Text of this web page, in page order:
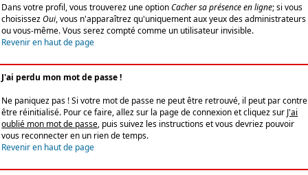
Dans votre profil, vous trouverez une optionCacher sa présence en ligne; si vous
choisissezOui, vous n'apparaîtrez qu'uniquement aux yeux des administrateurs
ou vous-même. Vous serez compté comme un utilisateur invisible.
Revenir en haut de page
J'ai perdu mon mot de passe !
Ne paniquez pas ! Si votre mot de passe ne peut être retrouvé, il peut par contre
être réinitialisé. Pour ce faire, allez sur la page de connexion et cliquez sur J'ai
oublié mon mot de passe, puis suivez les instructions et vous devriez pouvoir
vous reconnecter en un rien de temps.
Revenir en haut de page